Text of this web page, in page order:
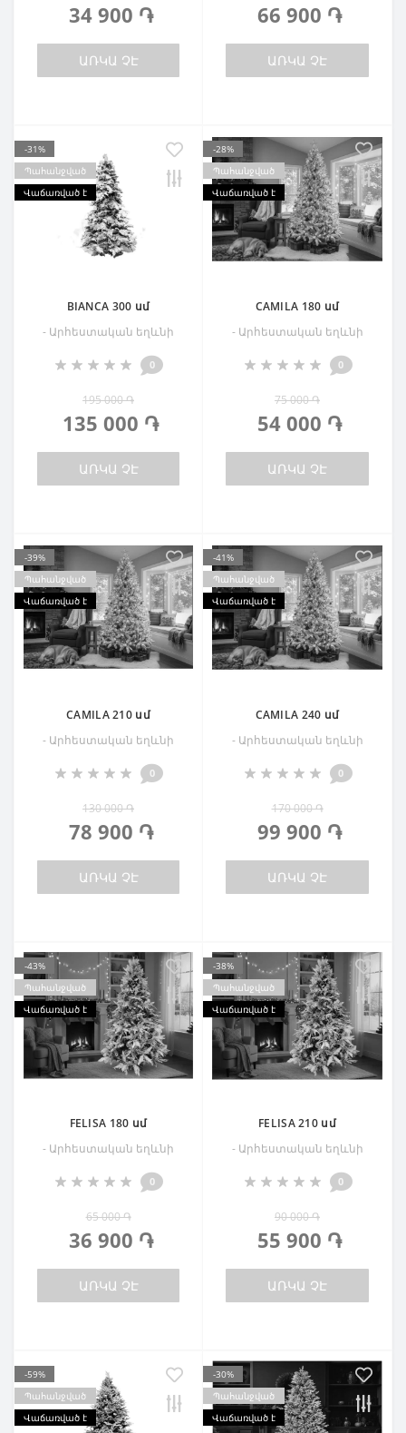
34 900 ֏
ԱՌԿԱ ՉԷ
66 900 ֏
ԱՌԿԱ ՉԷ
-31%
Պահանջված
Վաճառված է
BIANCA 300 սմ
- Արհեստական եղևնի
0
195 000 ֏
135 000 ֏
ԱՌԿԱ ՉԷ
-28%
Պահանջված
Վաճառված է
CAMILA 180 սմ
- Արհեստական եղևնի
0
75 000 ֏
54 000 ֏
ԱՌԿԱ ՉԷ
-39%
Պահանջված
Վաճառված է
CAMILA 210 սմ
- Արհեստական եղևնի
0
130 000 ֏
78 900 ֏
ԱՌԿԱ ՉԷ
-41%
Պահանջված
Վաճառված է
CAMILA 240 սմ
- Արհեստական եղևնի
0
170 000 ֏
99 900 ֏
ԱՌԿԱ ՉԷ
-43%
Պահանջված
Վաճառված է
FELISA 180 սմ
- Արհեստական եղևնի
0
65 000 ֏
36 900 ֏
ԱՌԿԱ ՉԷ
-38%
Պահանջված
Վաճառված է
FELISA 210 սմ
- Արհեստական եղևնի
0
90 000 ֏
55 900 ֏
ԱՌԿԱ ՉԷ
-59%
Պահանջված
Վաճառված է
-30%
Պահանջված
Վաճառված է